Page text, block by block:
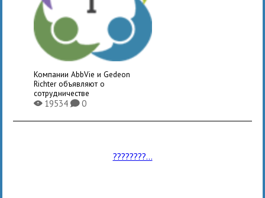
Компании AbbVie и Gedeon
Richter объявляют о
сотрудничестве
X19534K0
????????...